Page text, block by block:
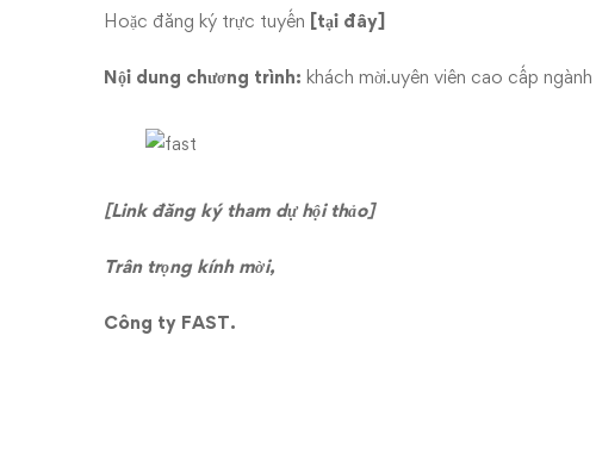
Hoặc đăng ký trực tuyến [tại đây]
Nội dung chương trình: khách mời.uyên viên cao cấp
[Link đăng ký tham dự hội thảo]
Trân trọng kính mời,
Công ty FAST.